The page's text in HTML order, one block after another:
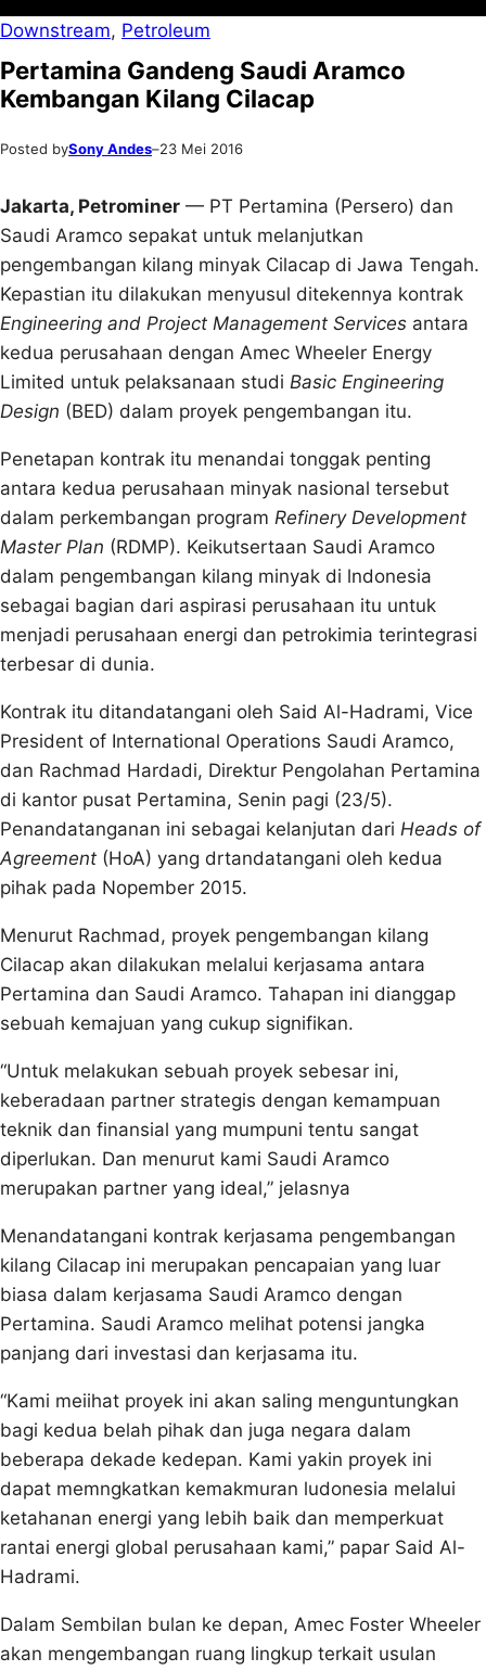
Downstream, Petroleum
Pertamina Gandeng Saudi Aramco
Kembangan Kilang Cilacap
Posted bySony Andes–23 Mei 2016
Jakarta, Petrominer — PT Pertamina (Persero) dan
Saudi Aramco sepakat untuk melanjutkan
pengembangan kilang minyak Cilacap di Jawa Tengah.
Kepastian itu dilakukan menyusul ditekennya kontrak
Engineering and Project Management Services antara
kedua perusahaan dengan Amec Wheeler Energy
Limited untuk pelaksanaan studi Basic Engineering
Design (BED) dalam proyek pengembangan itu.
Penetapan kontrak itu menandai tonggak penting
antara kedua perusahaan minyak nasional tersebut
dalam perkembangan program Refinery Development
Master Plan (RDMP). Keikutsertaan Saudi Aramco
dalam pengembangan kilang minyak di lndonesia
sebagai bagian dari aspirasi perusahaan itu untuk
menjadi perusahaan energi dan petrokimia terintegrasi
terbesar di dunia.
Kontrak itu ditandatangani oleh Said Al-Hadrami, Vice
President of International Operations Saudi Aramco,
dan Rachmad Hardadi, Direktur Pengolahan Pertamina
di kantor pusat Pertamina, Senin pagi (23/5).
Penandatanganan ini sebagai kelanjutan dari Heads of
Agreement (HoA) yang drtandatangani oleh kedua
pihak pada Nopember 2015.
Menurut Rachmad, proyek pengembangan kilang
Cilacap akan dilakukan melalui kerjasama antara
Pertamina dan Saudi Aramco. Tahapan ini dianggap
sebuah kemajuan yang cukup signifikan.
“Untuk melakukan sebuah proyek sebesar ini,
keberadaan partner strategis dengan kemampuan
teknik dan finansial yang mumpuni tentu sangat
diperlukan. Dan menurut kami Saudi Aramco
merupakan partner yang ideal,” jelasnya
Menandatangani kontrak kerjasama pengembangan
kilang Cilacap ini merupakan pencapaian yang luar
biasa dalam kerjasama Saudi Aramco dengan
Pertamina. Saudi Aramco melihat potensi jangka
panjang dari investasi dan kerjasama itu.
“Kami meiihat proyek ini akan saling menguntungkan
bagi kedua belah pihak dan juga negara dalam
beberapa dekade kedepan. Kami yakin proyek ini
dapat memngkatkan kemakmuran ludonesia melalui
ketahanan energi yang lebih baik dan memperkuat
rantai energi global perusahaan kami,” papar Said Al-
Hadrami.
Dalam Sembilan bulan ke depan, Amec Foster Wheeler
akan mengembangan ruang lingkup terkait usulan